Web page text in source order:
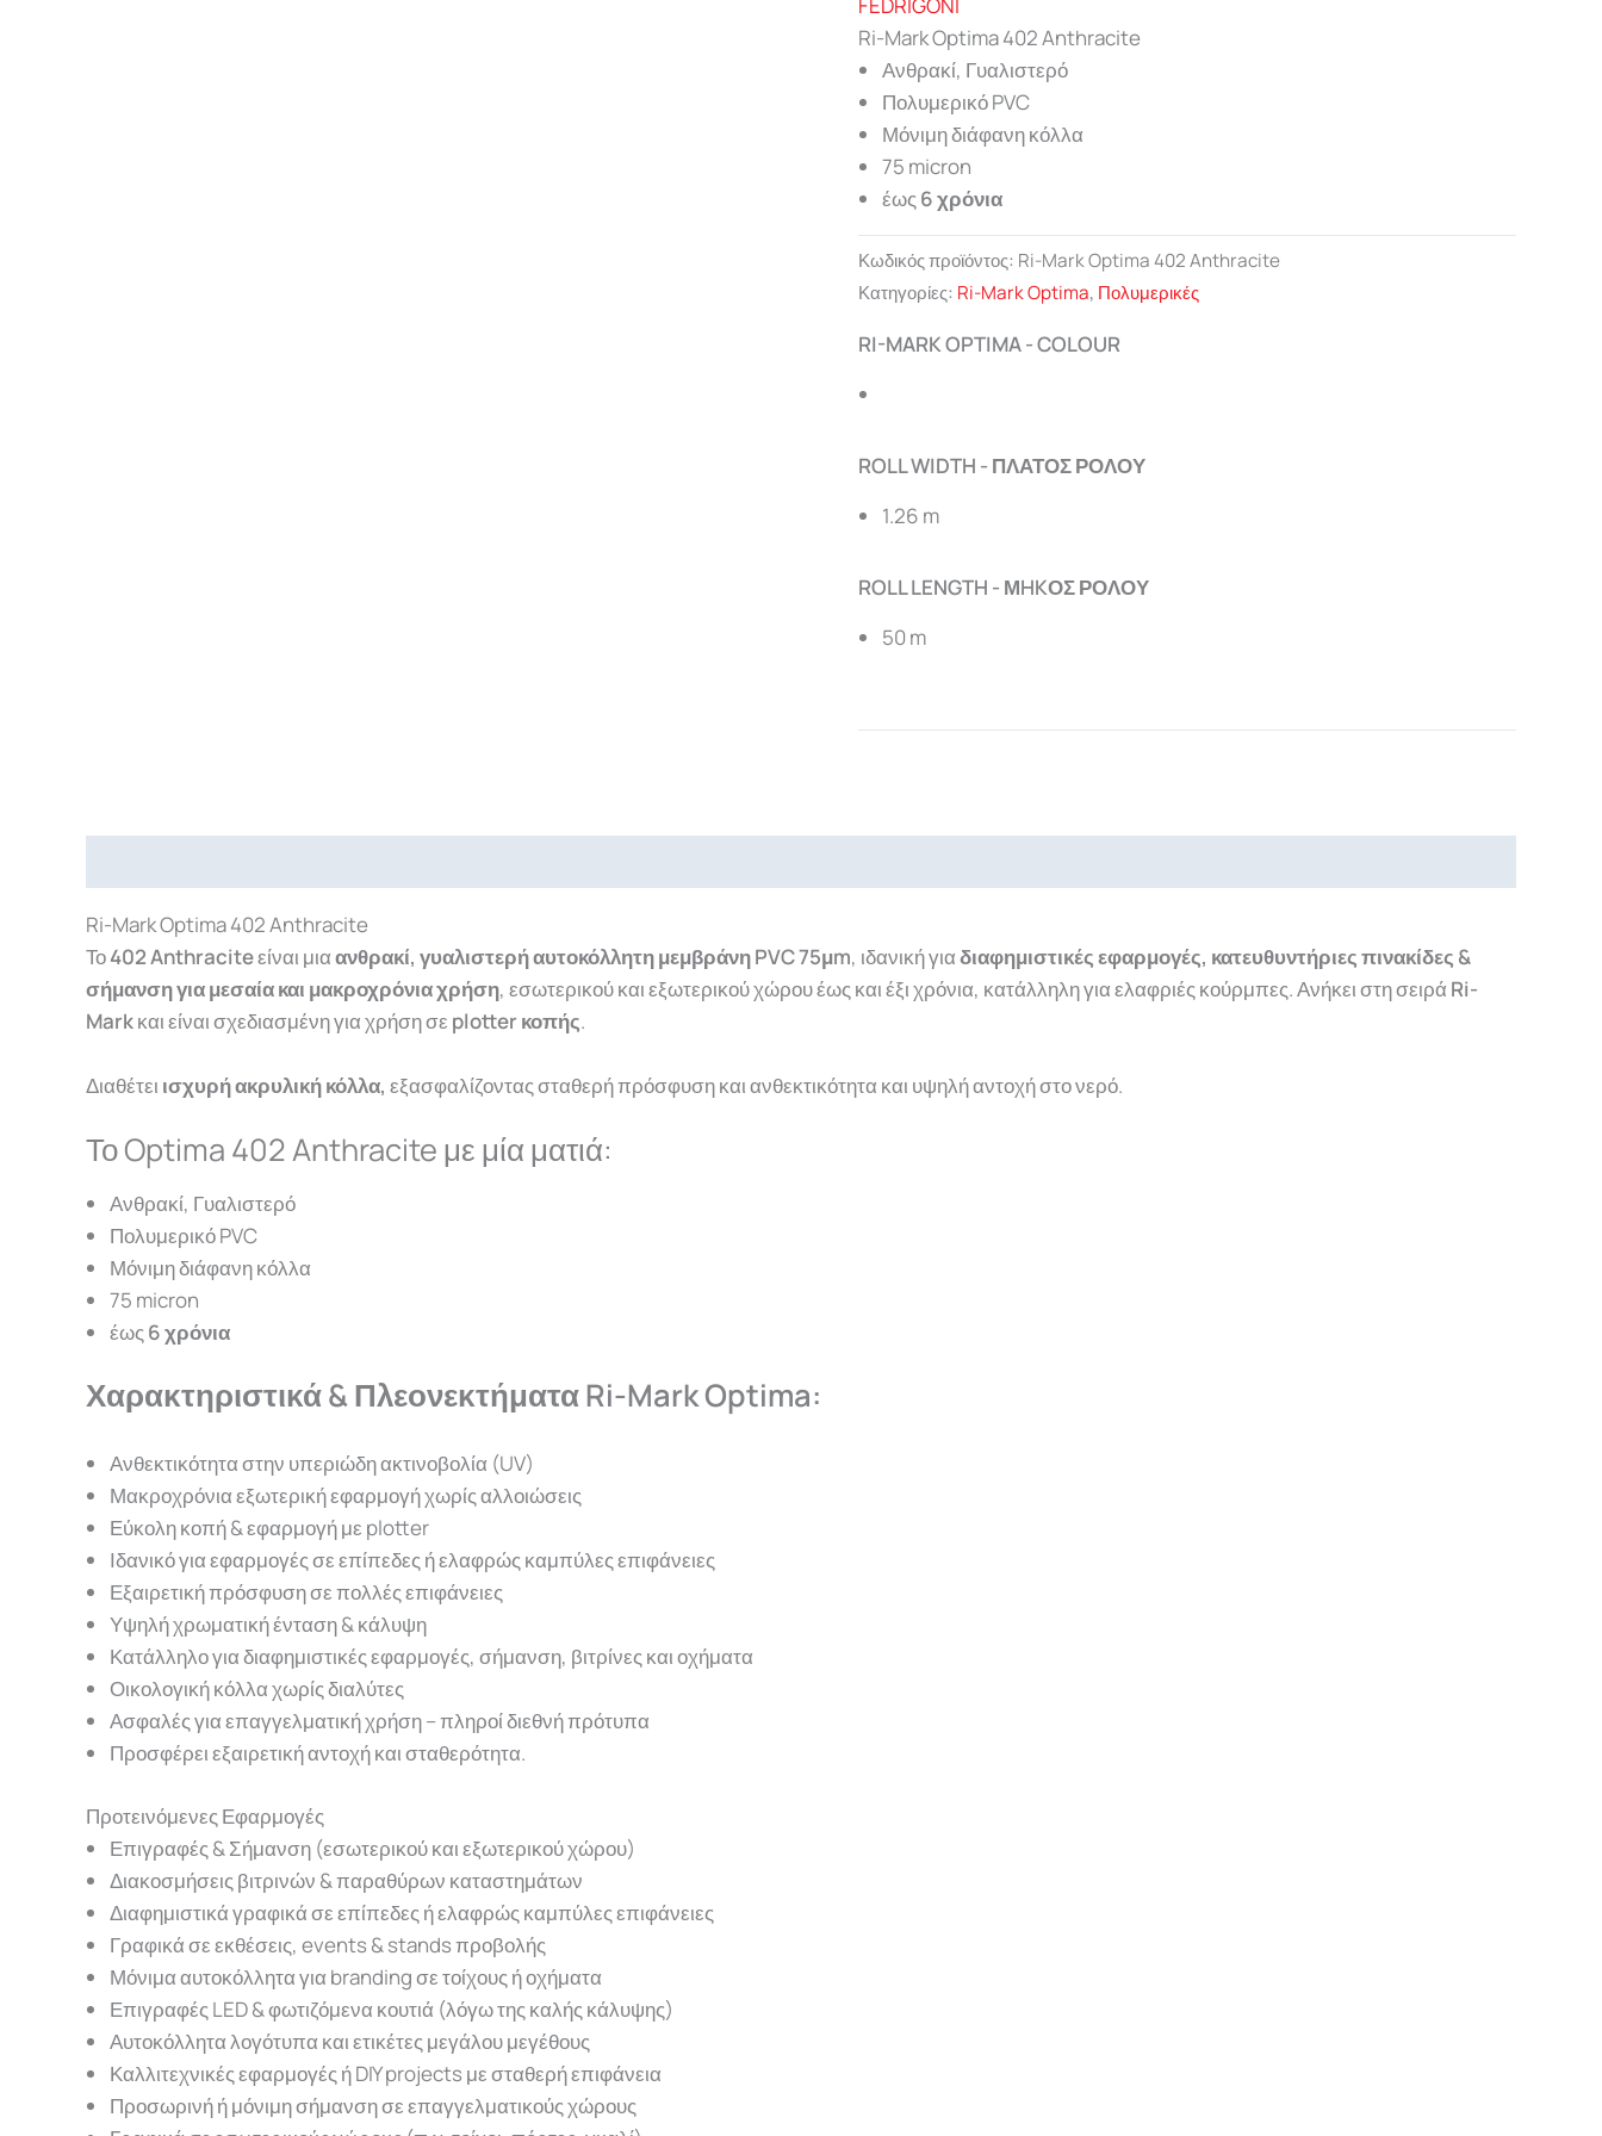
Ri-Mark Optima 402 Anthracite
Ανθρακί, Γυαλιστερό
Πολυμερικό PVC
Μόνιμη διάφανη κόλλα
75 micron
έως 6 χρόνια
Κωδικός προϊόντος: Ri-Mark Optima 402 Anthracite
Κατηγορίες: Ri-Mark Optima, Πολυμερικές
RI-MARK OPTIMA - COLOUR
ROLL WIDTH - ΠΛΑΤΟΣ ΡΟΛΟΥ
1.26 m
ROLL LENGTH - ΜHKΟΣ ΡΟΛΟΥ
50 m
Ri-Mark Optima 402 Anthracite
Το402 Anthraciteείναι μιαανθρακί, γυαλιστερή αυτοκόλλητη μεμβράνη PVC 75μm, ιδανικήγιαδιαφημιστικές εφαρμογές, κατευθυντήριες πινακίδες &
σήμανση για μεσαία και μακροχρόνια χρήση, εσωτερικού και εξωτερικού χώρου έως καιέξιχρόνια, κατάλληλη για ελαφριές κούρμπες.Ανήκει στη σειρά Ri-
Markκαι είναι σχεδιασμένη για χρήση σε plotter κοπής.
Διαθέτει ισχυρή ακρυλική κόλλα, εξασφαλίζοντας σταθερή πρόσφυση και ανθεκτικότητα και υψηλή αντοχή στο νερό.
Το Optima 402 Anthracite με μία ματιά:
Ανθρακί, Γυαλιστερό
Πολυμερικό PVC
Μόνιμη διάφανη κόλλα
75 micron
έως 6 χρόνια
Χαρακτηριστικά & Πλεονεκτήματα Ri-Mark Optima:
Ανθεκτικότητα στην υπεριώδη ακτινοβολία (UV)
Μακροχρόνια εξωτερική εφαρμογή χωρίς αλλοιώσεις
Εύκολη κοπή & εφαρμογή με plotter
Ιδανικό για εφαρμογές σε επίπεδες ή ελαφρώς καμπύλες επιφάνειες
Εξαιρετική πρόσφυση σε πολλές επιφάνειες
Υψηλή χρωματική ένταση & κάλυψη
Κατάλληλο για διαφημιστικές εφαρμογές, σήμανση, βιτρίνες και οχήματα
Οικολογική κόλλα χωρίς διαλύτες
Ασφαλές για επαγγελματική χρήση – πληροί διεθνή πρότυπα
Προσφέρει εξαιρετική αντοχή και σταθερότητα.
Προτεινόμενες Εφαρμογές
Επιγραφές & Σήμανση (εσωτερικού και εξωτερικού χώρου)
Διακοσμήσεις βιτρινών & παραθύρων καταστημάτων
Διαφημιστικά γραφικά σε επίπεδες ή ελαφρώς καμπύλες επιφάνειες
Γραφικά σε εκθέσεις, events & stands προβολής
Μόνιμα αυτοκόλλητα για branding σε τοίχους ή οχήματα
Επιγραφές LED & φωτιζόμενα κουτιά (λόγω της καλής κάλυψης)
Αυτοκόλλητα λογότυπα και ετικέτες μεγάλου μεγέθους
Καλλιτεχνικές εφαρμογές ή DIY projects με σταθερή επιφάνεια
Προσωρινή ή μόνιμη σήμανση σε επαγγελματικούς χώρους